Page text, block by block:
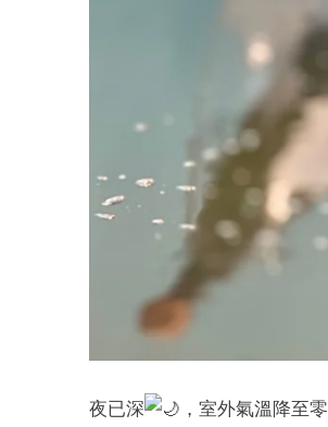
夜已深 ，室外氣溫降至